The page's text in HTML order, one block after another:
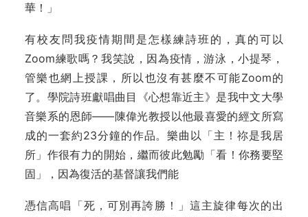
華！」
有校友問我疫情期間是怎樣練詩班的，真的可以
Zoom練歌嗎？我笑說，因為疫情，游泳，小提琴，
管樂也網上授課，所以也沒有甚麼不可能Zoom的
了。學院詩班獻唱曲目《心想靠近主》是我中文大學
音樂系的恩師——陳偉光教授以他最喜愛的經文所寫
成的一套約23分鐘的作品。樂曲以「主！祢是我居
所」作很有力的開始，繼而彼此勉勵「看！你務要堅
固」，因為復活的基督讓我們能
憑信高唱「死，可別再誇勝！」這主旋律每次的出